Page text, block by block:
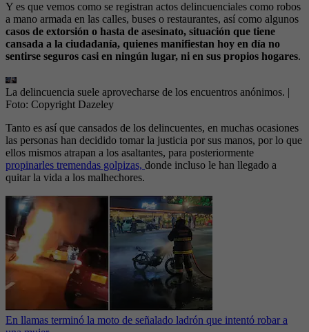
Y es que vemos como se registran actos delincuenciales como robos
a mano armada en las calles, buses o restaurantes, así como algunos
casos de extorsión o hasta de asesinato, situación que tiene
cansada a la ciudadanía, quienes manifiestan hoy en día no
sentirse seguros casi en ningún lugar, ni en sus propios hogares.
La delincuencia suele aprovecharse de los encuentros anónimos. |
Foto: Copyright Dazeley
Tanto es así que cansados de los delincuentes, en muchas ocasiones
las personas han decidido tomar la justicia por sus manos, por lo que
ellos mismos atrapan a los asaltantes, para posteriormente
propinarles tremendas golpizas, donde incluso le han llegado a
quitar la vida a los malhechores.
En llamas terminó la moto de señalado ladrón que intentó robar a